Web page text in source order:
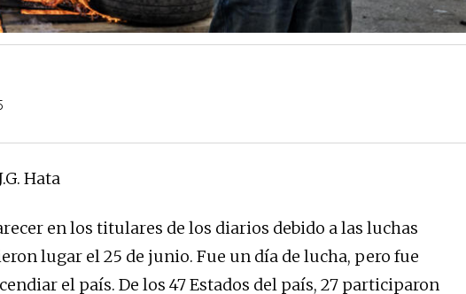
Hata
en los titulares de los diarios debido a las luchas
lugar el 25 de junio. Fue un día de lucha, pero fue
el país. De los 47 Estados del país, 27 participaron